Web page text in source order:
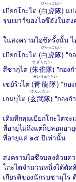
เบียกโกะไต (白虎隊
びゃっこたい
) แป
รุ่นเยาว์ของไอซึฮังในส
ในสงครามไอซึครั้งนั้น
เบียกโกะไต (白虎隊
びゃっこたい
) "ก
สึซากุไต (朱雀隊
すざくたい
) "กอง
เซย์ริวไต (青龍隊
せいりゅうたい
) "กอ
เกมบุไต (玄武隊
げんぶたい
) "กองก
เดิมทีกลุ่มเบียกโกะไตจ
ที่อายุไม่ถึงแต่ก็ปลอมอา
ที่อายุแค่ ๑๕ ปีเท่านั้น
สงครามไอซึจบลงด้วย
โกะไตจำนวนหนึ่งได้ตัด
เกียรติของนักรบซามุไร